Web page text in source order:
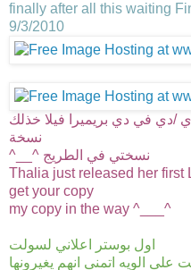
finally after all this waiting
9/3/2010
/دي في دي بريميرا فيلا خذلك
نسخة
^__^ نسختي في الطريج
Thalia just released her
get your copy
my copy in the way ^___^
اول بوستر اعلاني لسولت
الويه اتمنى انهم يغيرونها